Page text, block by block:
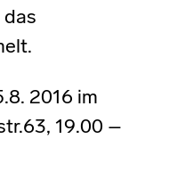
das
2016 im
19.00 –